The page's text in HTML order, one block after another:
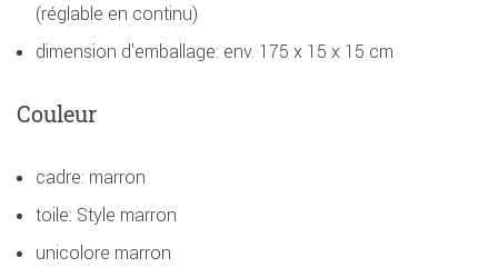
(réglable en continu)
dimension d'emballage: env. 175 x 15 x 15 cm
Couleur
cadre: marron
toile: Style marron
unicolore marron